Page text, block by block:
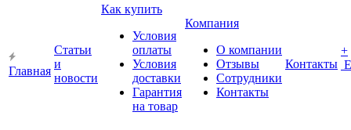
Главная
Статьи
и
новости
Как купить
Условия
оплаты
Условия
доставки
Гарантия
на товар
Компания
О компании
Отзывы
Сотрудники
Контакты
Контакты
+